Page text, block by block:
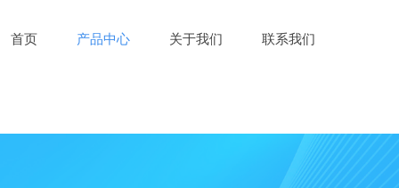
首页 产品中心 关于我们 联系我们